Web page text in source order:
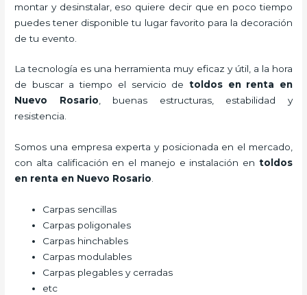
montar y desinstalar, eso quiere decir que en poco tiempo
puedes tener disponible tu lugar favorito para la decoración
de tu evento.
La tecnología es una herramienta muy eficaz y útil, a la hora
de buscar a tiempo el servicio de toldos en renta en
Nuevo Rosario, buenas estructuras, estabilidad y
resistencia.
Somos una empresa experta y posicionada en el mercado,
con alta calificación en el manejo e instalación en toldos
en renta en Nuevo Rosario.
Carpas sencillas
Carpas poligonales
Carpas hinchables
Carpas modulables
Carpas plegables y cerradas
etc